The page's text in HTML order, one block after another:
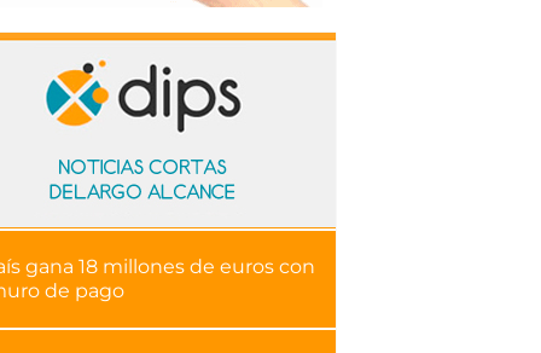
gana 18 millones de euros con
de pago